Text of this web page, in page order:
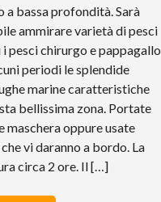
W
E
B
A
M
A
T
a bassa profondità. Sarà
ammirare varietà di pesci
pesci chirurgo e pappagallo
periodi le splendide
marine caratteristiche
bellissima zona. Portate
maschera oppure usate
vi daranno a bordo. La
circa 2 ore. Il […]